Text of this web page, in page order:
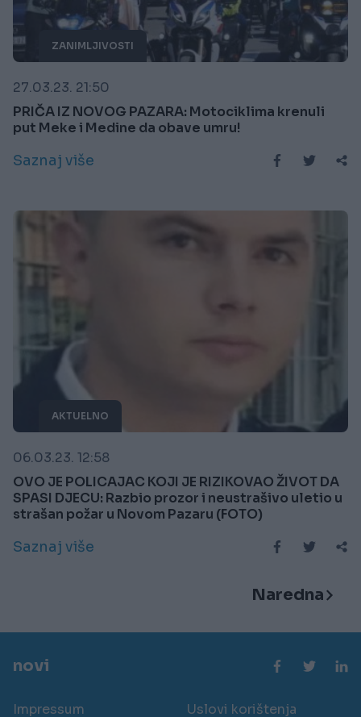
ZANIMLJIVOSTI
27.03.23. 21:50
PRIČA IZ NOVOG PAZARA: Motociklima krenuli
put Meke i Medine da obave umru!
Saznaj više
AKTUELNO
06.03.23. 12:58
OVO JE POLICAJAC KOJI JE RIZIKOVAO ŽIVOT DA
SPASI DJECU: Razbio prozor i neustrašivo uletio u
strašan požar u Novom Pazaru (FOTO)
Saznaj više
Naredna
novi
Impressum Uslovi korištenja